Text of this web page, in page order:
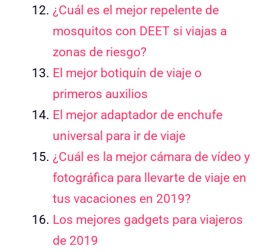
¿Cuál es el mejor repelente de
mosquitos con DEET si viajas a
zonas de riesgo?
El mejor botiquín de viaje o
primeros auxilios
El mejor adaptador de enchufe
universal para ir de viaje
¿Cuál es la mejor cámara de vídeo y
fotográfica para llevarte de viaje en
tus vacaciones en 2019?
Los mejores gadgets para viajeros
de 2019